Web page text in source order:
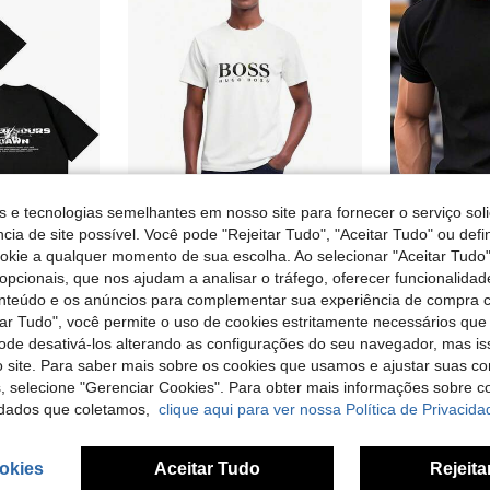
hip-hop para homens e mulheres, camisetas góticas de manga curta para o verão, camisetas punk. EU Warehouse Camisetas masculinas
#1 Mais Vendido em Rua T-shirts masculinas
11,89€
EU Warehouse
#1 Mais
4,88€
e tecnologias semelhantes em nosso site para fornecer o serviço
de site possível. Você pode "Rejeitar Tudo", "Aceitar Tudo" ou
a qualquer momento de sua escolha. Ao selecionar "Aceitar
que nos ajudam a analisar o tráfego, oferecer
e os anúncios para complementar sua experiência de compra
Tudo", você permite o uso de cookies estritamente necessários
desativá-los alterando as configurações do seu navegador, mas
site. Para saber mais sobre os cookies que usamos e ajustar suas
selecione "Gerenciar Cookies". Para obter mais informações sobre
que coletamos, clique aqui para ver nossa Política de
Aceitar Tudo